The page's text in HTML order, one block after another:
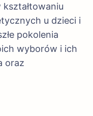
u dzieci i
pokolenia
wyborów i ich
oraz